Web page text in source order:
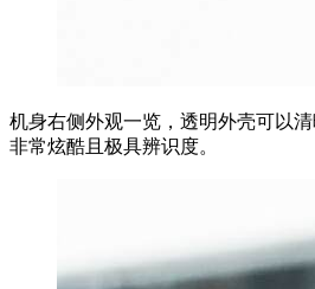
机身右侧外观一览，透明外壳可以
非常炫酷且极具辨识度。